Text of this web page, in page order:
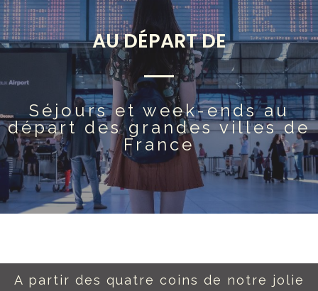
AU DÉPART DE
Séjours et week-ends au
départ des grandes villes de
France
A partir des quatre coins de notre jolie